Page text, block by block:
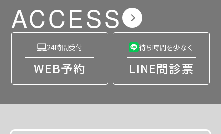
ACCESS
24時間受付
WEB予約
待ち時間を少なく
LINE問診票